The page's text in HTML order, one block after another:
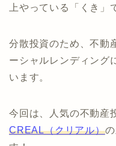
上やっている「くき」
分散投資のため、不動
ーシャルレンディング
います。
今回は、人気の不動産
CREAL（クリアル）